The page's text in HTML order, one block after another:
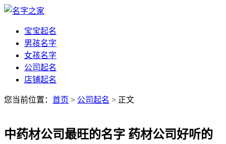
宝宝起名
男孩名字
女孩名字
公司起名
店铺起名
您当前位置： 首页 > 公司起名 > 正文
中药材公司最旺的名字 药材公司好听的